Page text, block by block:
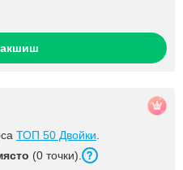
ТОП 50 Двойки
(0 точки).